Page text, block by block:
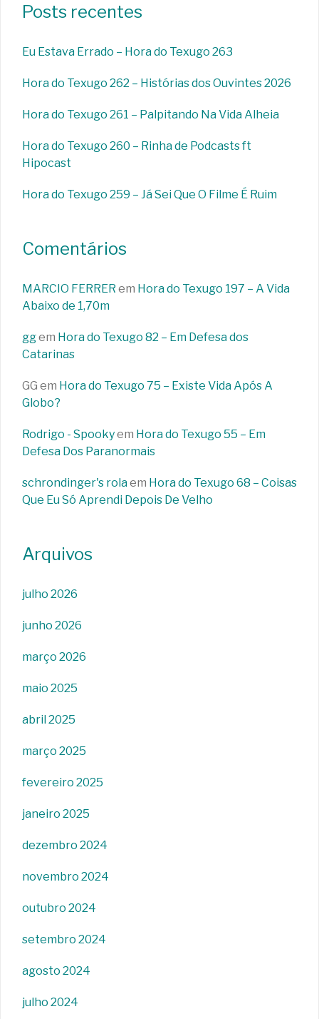
Posts recentes
Eu Estava Errado – Hora do Texugo 263
Hora do Texugo 262 – Histórias dos Ouvintes 2026
Hora do Texugo 261 – Palpitando Na Vida Alheia
Hora do Texugo 260 – Rinha de Podcasts ft
Hipocast
Hora do Texugo 259 – Já Sei Que O Filme É Ruim
Comentários
MARCIO FERRER em Hora do Texugo 197 – A Vida
Abaixo de 1,70m
ggem Hora do Texugo 82 – Em Defesa dos
Catarinas
GG em Hora do Texugo 75 – Existe Vida Após A
Globo?
Rodrigo - Spookyem Hora do Texugo 55 – Em
Defesa Dos Paranormais
schrondinger's rolaem Hora do Texugo 68 – Coisas
Que Eu Só Aprendi Depois De Velho
Arquivos
julho 2026
junho 2026
março 2026
maio 2025
abril 2025
março 2025
fevereiro 2025
janeiro 2025
dezembro 2024
novembro 2024
outubro 2024
setembro 2024
agosto 2024
julho 2024